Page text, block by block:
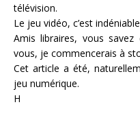
télévision.
Le jeu vidéo, c’est
Amis libraires, vous savez
vous, je commencerais à
Cet article a été,
jeu numérique.
H